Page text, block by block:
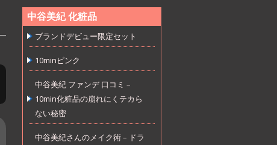
中谷美紀 化粧品
ブランドデビュー限定セット
10minピンク
中谷美紀 ファンデ 口コミ –
10min化粧品の崩れにくテカら
ない秘密
中谷美紀さんのメイク術 – ドラ